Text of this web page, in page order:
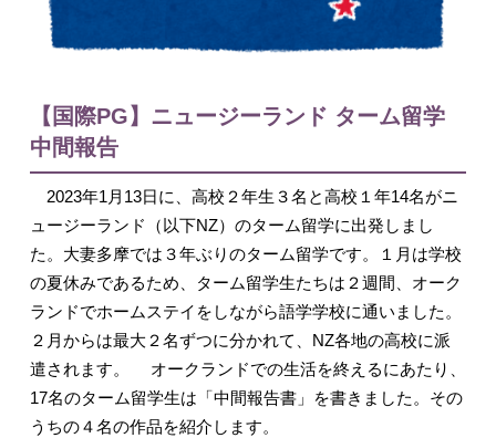
English
【国際PG】ニュージーランド ターム留学
中間報告
2023年1月13日に、高校２年生３名と高校１年14名がニ
ュージーランド（以下NZ）のターム留学に出発しまし
た。大妻多摩では３年ぶりのターム留学です。１月は学校
の夏休みであるため、ターム留学生たちは２週間、オーク
ランドでホームステイをしながら語学学校に通いました。
２月からは最大２名ずつに分かれて、NZ各地の高校に派
遣されます。 オークランドでの生活を終えるにあたり、
17名のターム留学生は「中間報告書」を書きました。その
うちの４名の作品を紹介します。